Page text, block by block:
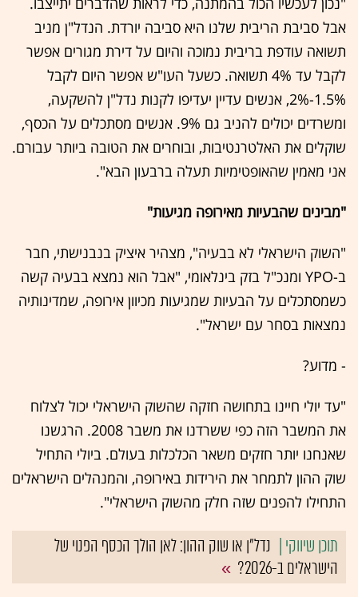
אבל סביבת הריבית שלנו היא סביבה יורדת. הנדל"ן מניב
תשואה עודפת בריבית נמוכה והיום על דירת מגורים אפשר
לקבל עד 4% תשואה. כשעל העו"ש אפשר היום לקבל
1.5%-2%, אנשים עדיין יעדיפו לקנות נדל"ן להשקעה,
ומשרדים יכולים להניב גם 9%. אנשים מסתכלים על הכסף,
שוקלים את האלטרנטיבות, ובוחרים את הטובה ביותר עבורם.
אני מאמין שהאופטימיות תעלה ברבעון הבא".
"מבינים שהבעיות מאירופה מגיעות"
"השוק הישראלי לא בבעיה", מצהיר איציק בנבנישתי, חבר
ב-YPO ומנכ"ל בזק בינלאומי, "אבל הוא נמצא בבעיה קשה
כשמסתכלים על הבעיות שמגיעות מכיוון אירופה, שמדינותיה
נמצאות בסחר עם ישראל".
- מדוע?
"עד יולי חיינו בתחושה חזקה שהשוק הישראלי יכול לצלוח
את המשבר הזה כפי ששרדנו את משבר 2008. הרגשנו
שאנחנו יותר חזקים משאר הכלכלות בעולם. ביולי התחיל
שוק ההון לתמחר את הירידות באירופה, והמנהלים הישראלים
התחילו להפנים שזה חלק מהשוק הישראלי".
נדל"ן או שוק ההון: לאן הולך הכסף הפנוי של
הישראלים ב-2026?